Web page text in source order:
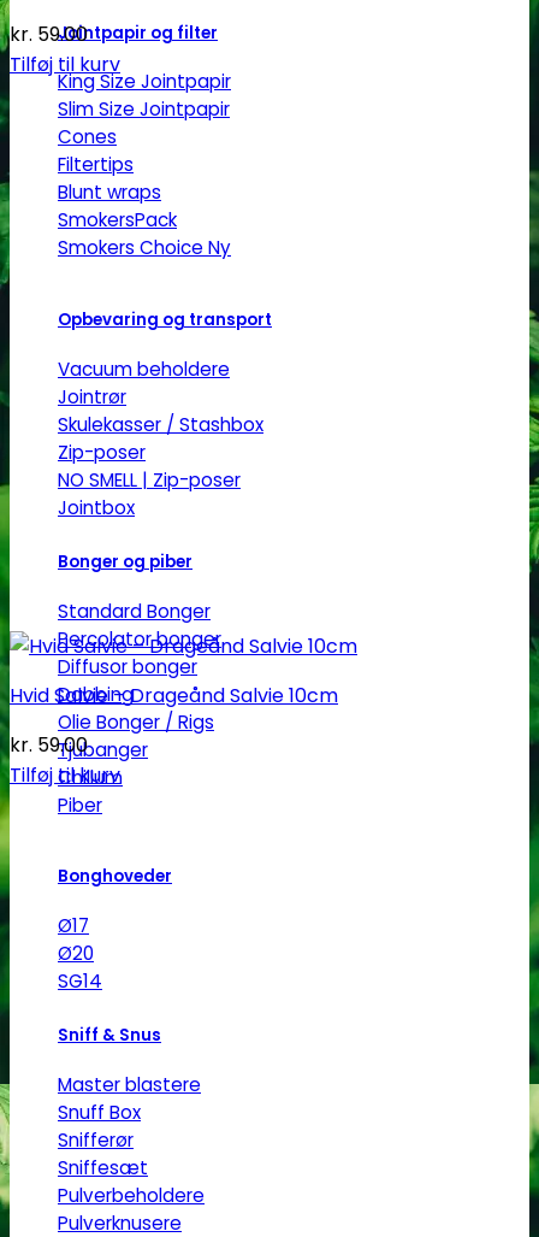
Jointpapir og filter
King Size Jointpapir
Slim Size Jointpapir
Cones
Filtertips
Blunt wraps
SmokersPack
Smokers Choice
Opbevaring og transport
Vacuum beholdere
Jointrør
Skulekasser / Stashbox
Zip-poser
NO SMELL | Zip-poser
Jointbox
Bonger og piber
Standard Bonger
Percolator bonger
Diffusor bonger
Dabbing
Olie Bonger / Rigs
Tjubanger
Chillum
Piber
Bonghoveder
Ø17
Ø20
SG14
Sniff & Snus
Master blastere
Snuff Box
Snifferør
Sniffesæt
Pulverbeholdere
Pulverknusere
kr. 59.00
Tilføj til kurv
Hvid Salvie – Drageånd Salvie 10cm
kr. 59.00
Tilføj til kurv